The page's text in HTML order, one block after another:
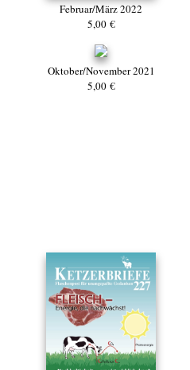
Februar/März 2022
5,00 €
Oktober/November 2021
5,00 €